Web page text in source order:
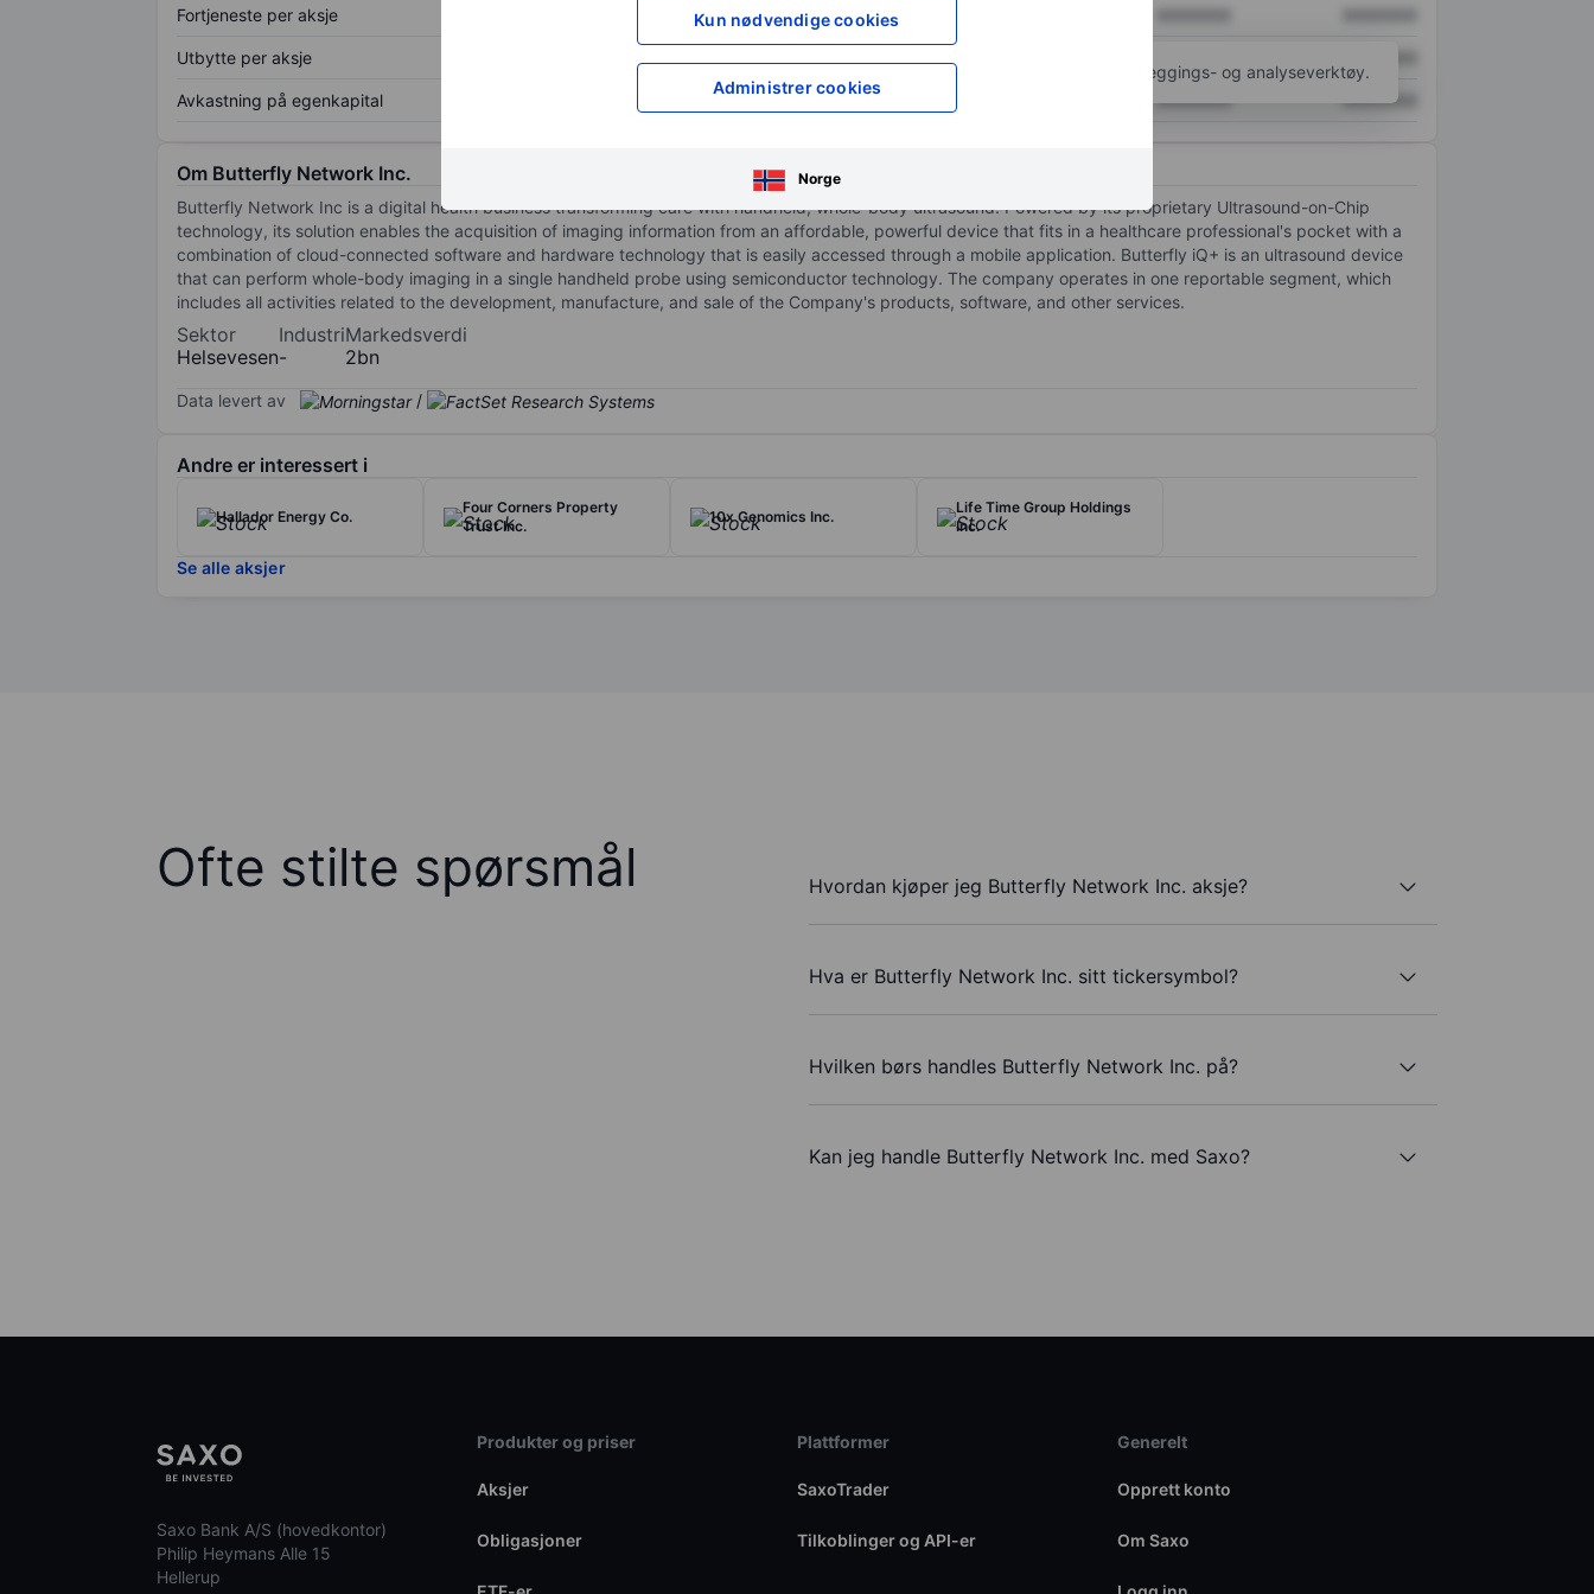
Kun nødvendige cookies
Administrer cookies
Norge
Fortjeneste per aksje XXXXXXX
Utbytte per aksje
Avkastning på egenkapital XXXXXXX XXXXXXX XXXXXXX
for å få tilgang til flere kartleggings- og analyseverktøy.
Om Butterfly Network Inc.
Butterfly Network Inc is a digital health business transforming care with handheld, whole-body ultrasound. Powered by its proprietary Ultrasound-on-Chip
technology, its solution enables the acquisition of imaging information from an affordable, powerful device that fits in a healthcare professional's pocket with a
combination of cloud-connected software and hardware technology that is easily accessed through a mobile application. Butterfly iQ+ is an ultrasound device
that can perform whole-body imaging in a single handheld probe using semiconductor technology. The company operates in one reportable segment, which
includes all activities related to the development, manufacture, and sale of the Company's products, software, and other services.
Sektor
Helsevesen
Industri
-
Markedsverdi
2bn
Data levert av /
Andre er interessert i
Hallador Energy Co.
Four Corners Property
Trust Inc.
10x Genomics Inc.
Life Time Group Holdings
Inc.
Se alle aksjer
Ofte stilte spørsmål Hvordan kjøper jeg Butterfly Network Inc. aksje?
Hva er Butterfly Network Inc. sitt tickersymbol?
Hvilken børs handles Butterfly Network Inc. på?
Kan jeg handle Butterfly Network Inc. med Saxo?
Saxo Bank A/S (hovedkontor)
Philip Heymans Alle 15
Hellerup
Produkter og priser
Aksjer
Obligasjoner
Plattformer
SaxoTrader
Tilkoblinger og API-er
Generelt
Opprett konto
Om Saxo